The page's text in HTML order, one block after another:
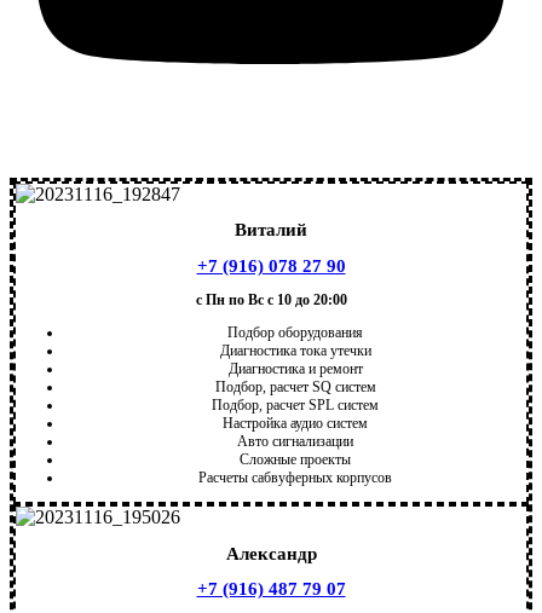
Виталий
+7 (916) 078 27 90
с Пн по Вс с 10 до 20:00
Подбор оборудования
Диагностика тока утечки
Диагностика и ремонт
Подбор, расчет SQ систем
Подбор, расчет SPL систем
Настройка аудио систем
Авто сигнализации
Сложные проекты
Расчеты сабвуферных корпусов
Александр
+7 (916) 487 79 07